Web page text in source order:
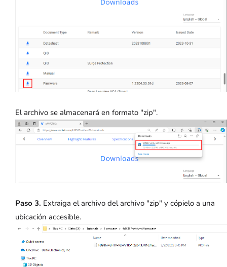
El archivo se almacenará en formato "zip".
Paso 3. Extraiga el archivo del archivo "zip" y cópielo a una
ubicación accesible.